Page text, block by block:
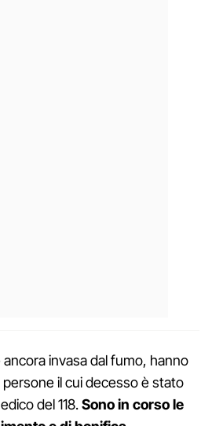
invasa dal fumo, hanno
il cui decesso è stato
del 118.Sono in corso le